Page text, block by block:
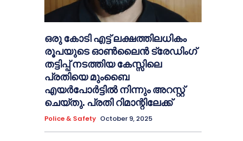
ഒരു കോടി എട്ട് ലക്ഷത്തിലധികം
രൂപയുടെ ഓൺലൈൻ ട്രേഡിംഗ്
തട്ടിപ്പ് നടത്തിയ കേസ്സിലെ
പ്രതിയെ മുംബൈ
എയർപോർട്ടിൽ നിന്നും അറസ്റ്റ്
ചെയ്തു. പ്രതി റിമാന്റിലേക്ക്
Police & Safety October 9, 2025